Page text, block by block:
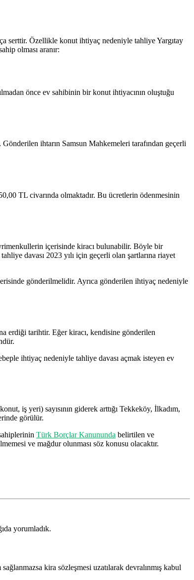
serttir. Özellikle konut ihtiyaç nedeniyle tahliye Yargıtay
olması aranır:
önce ev sahibinin bir konut ihtiyacının oluştuğu
ihtarın Samsun Mahkemeleri tarafından geçerli
TL civarında olmaktadır. Bu ücretlerin ödenmesinin
içerisinde kiracı bulunabilir. Böyle bir
davası 2023 yılı için geçerli olan şartlarına riayet
gönderilmelidir. Ayrıca gönderilen ihtiyaç nedeniyle
erdiği tarihtir. Eğer kiracı, kendisine gönderilen
ihtiyaç nedeniyle tahliye davası açmak isteyen ev
iş yeri) sayısının giderek arttığı Tekkeköy, İlkadım,
görülür.
Türk Borçlar Kanununda belirtilen ve
ve mağdur olunması söz konusu olacaktır.
yorumladık.
kira sözleşmesi uzatılarak devralınmış kabul